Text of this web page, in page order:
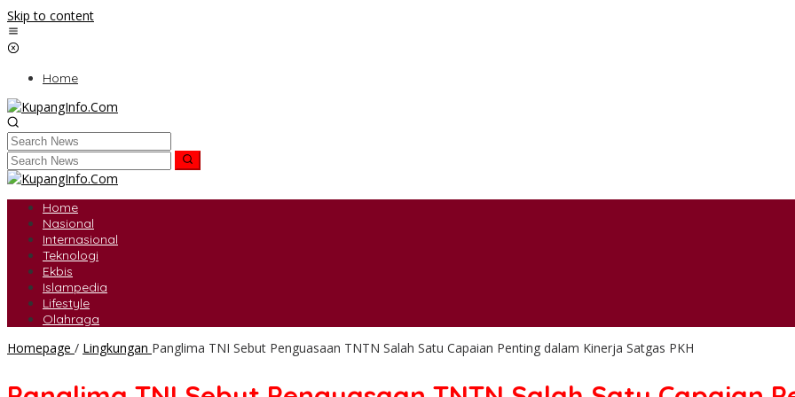
Skip to content
Home
Home
Nasional
Internasional
Teknologi
Ekbis
Islampedia
Lifestyle
Olahraga
Homepage / Lingkungan Panglima TNI Sebut Penguasaan TNTN Salah Satu Capaian Penting dalam Kinerja Satgas PKH